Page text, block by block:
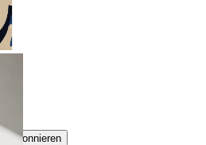
Abonnieren